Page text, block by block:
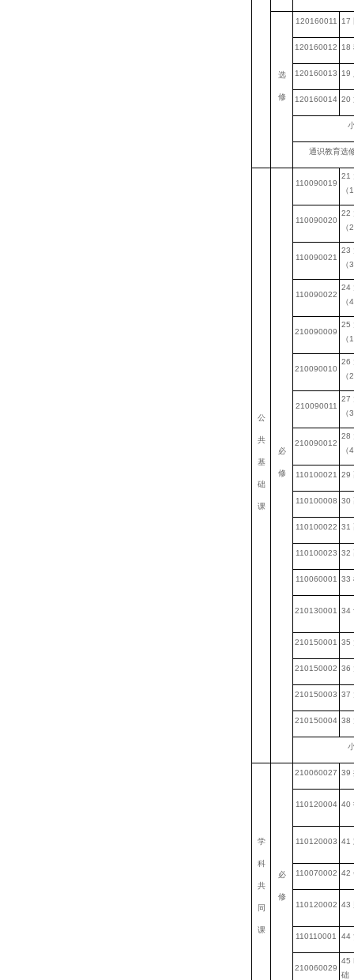
选
修
120160011 17
120160012 18
120160013 19
120160014 20
通识教育选
公
共
基
础
课
必
修
110090019
21
（1
110090020
22
（2
110090021
23
（3
110090022
24
（4
210090009
25
（1
210090010
26
（2
210090011
27
（3
210090012
28
（4
110100021 29
110100008 30
110100022 31
110100023 32
110060001 33
210130001 34
210150001 35
210150002 36
210150003 37
210150004 38
学
科
共
同
课
必
修
210060027 39
110120004 40
110120003 41
110070002 42
110120002 43
110110001 44
210060029
45
础